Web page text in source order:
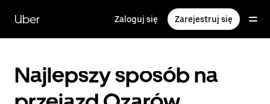
głównej
zawartości
Uber Zaloguj się Zarejestruj się
Najlepszy sposób na